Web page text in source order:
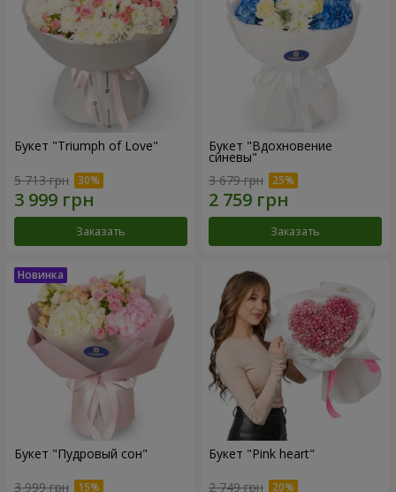
Букет "Triumph of Love"
5 713 грн
Заказать
Букет "Вдохновение
синевы"
3 679 грн
Заказать
Букет "Пудровый сон"
3 999 грн
Букет "Pink heart"
2 749 грн